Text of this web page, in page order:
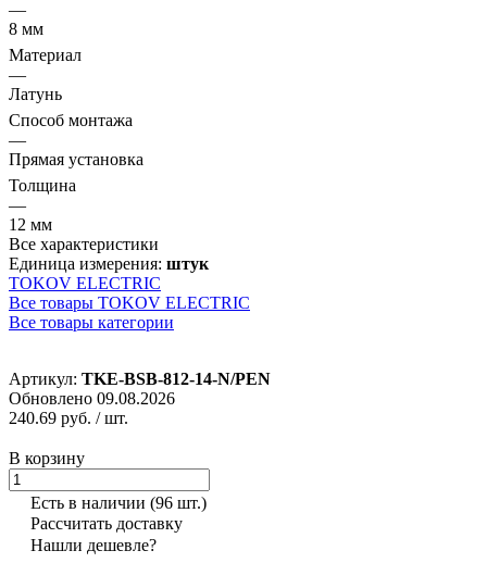
—
8 мм
Материал
—
Латунь
Способ монтажа
—
Прямая установка
Толщина
—
12 мм
Все характеристики
Единица измерения: штук
TOKOV ELECTRIC
Все товары TOKOV ELECTRIC
Все товары категории
Артикул: TKE-BSB-812-14-N/PEN
Обновлено 09.08.2026
240.69 руб. / шт.
В корзину
Есть в наличии (96 шт.)
Рассчитать доставку
Нашли дешевле?